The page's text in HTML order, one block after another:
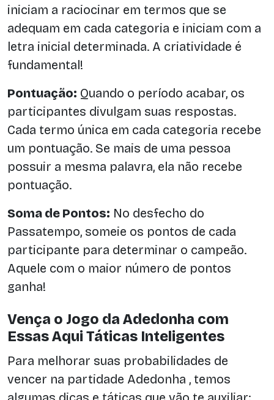
iniciam a raciocinar em termos que se
adequam em cada categoria e iniciam com a
letra inicial determinada. A criatividade é
fundamental!
Pontuação: Quando o período acabar, os
participantes divulgam suas respostas.
Cada termo única em cada categoria recebe
um pontuação. Se mais de uma pessoa
possuir a mesma palavra, ela não recebe
pontuação.
Soma de Pontos: No desfecho do
Passatempo, someie os pontos de cada
participante para determinar o campeão.
Aquele com o maior número de pontos
ganha!
Vença o Jogo da Adedonha com
Essas Aqui Táticas Inteligentes
Para melhorar suas probabilidades de
vencer na partidade Adedonha , temos